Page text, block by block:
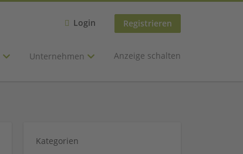
Login Registrieren
Unternehmen Anzeige schalten
Kategorien